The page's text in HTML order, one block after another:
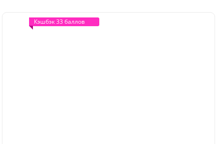
Кэшбэк 33 баллов
Кэшбэк 33 баллов